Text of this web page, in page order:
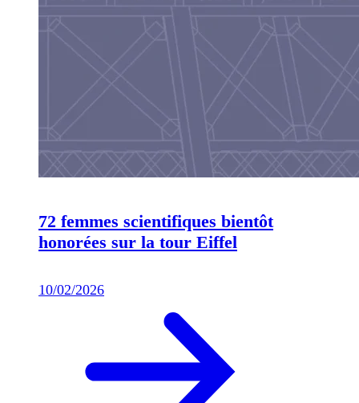
72 femmes scientifiques bientôt
honorées sur la tour Eiffel
10/02/2026